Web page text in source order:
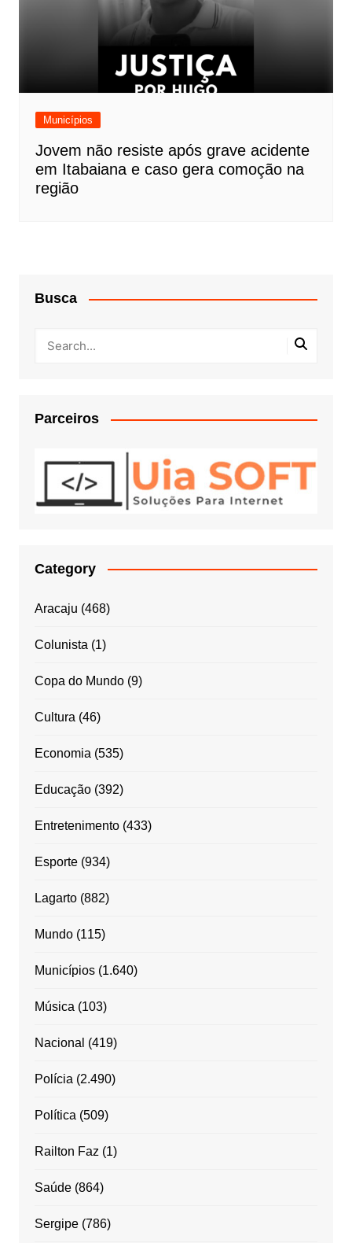
Municípios
Jovem não resiste após grave acidente
em Itabaiana e caso gera comoção na
região
Busca
Parceiros
Category
Aracaju (468)
Colunista (1)
Copa do Mundo(9)
Cultura (46)
Economia (535)
Educação(392)
Entretenimento(433)
Esporte(934)
Lagarto(882)
Mundo(115)
Municípios(1.640)
Música (103)
Nacional (419)
Polícia (2.490)
Política (509)
Railton Faz (1)
Saúde(864)
Sergipe(786)